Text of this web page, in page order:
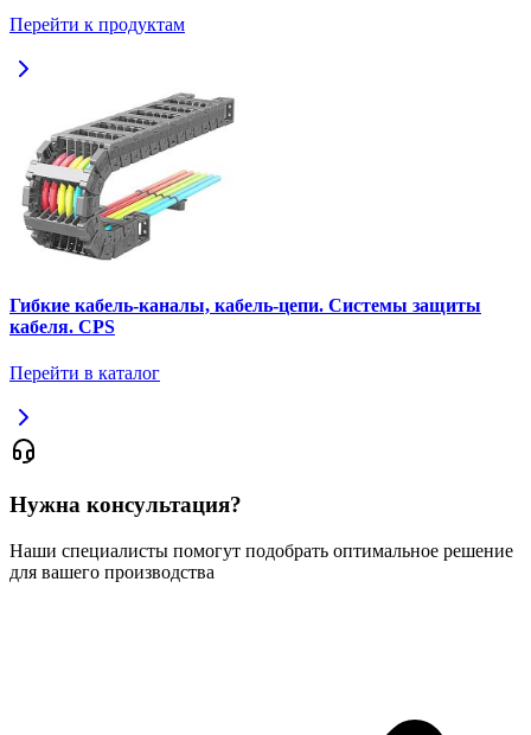
Перейти к продуктам
Гибкие кабель-каналы, кабель-цепи. Системы защиты
кабеля. CPS
Перейти в каталог
Нужна консультация?
Наши специалисты помогут подобрать оптимальное решение
для вашего производства